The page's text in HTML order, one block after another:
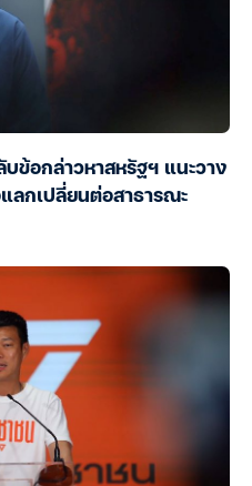
บข้อกล่าวหาสหรัฐฯ แนะวาง
ลกเปลี่ยนต่อสาธารณะ